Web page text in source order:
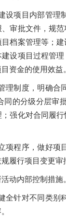
项目内部管理
审批文件，规
档案管理等；
设项目过程管
资金的使用效益
制度，明确合
的分级分层审
强化对合同履
程序，做好项
履行项目变更
动内部控制措施
针对不同类别